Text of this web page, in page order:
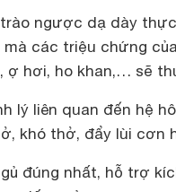
ngược dạ dày
mà các triệu chứng
ợ hơi, ho khan,… sẽ
lý liên quan đến hệ
khó thở, đẩy lùi cơn
đúng nhất, hỗ trợ